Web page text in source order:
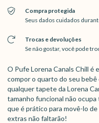
Compra protegida
Seus dados cuidados
Trocas e devoluções
Se não gostar, você pode
O Pufe Lorena Canals Chill é
compor o quarto do seu
qualquer tapete da Lorena
tamanho funcional não
que é prático para movê-lo
extras não faltarão!